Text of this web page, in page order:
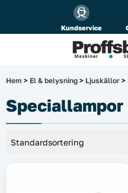
Kundservice
Alla priser
Företag
El & belysning
Hem > El & belysning > Ljuskällor >
Speciallampor